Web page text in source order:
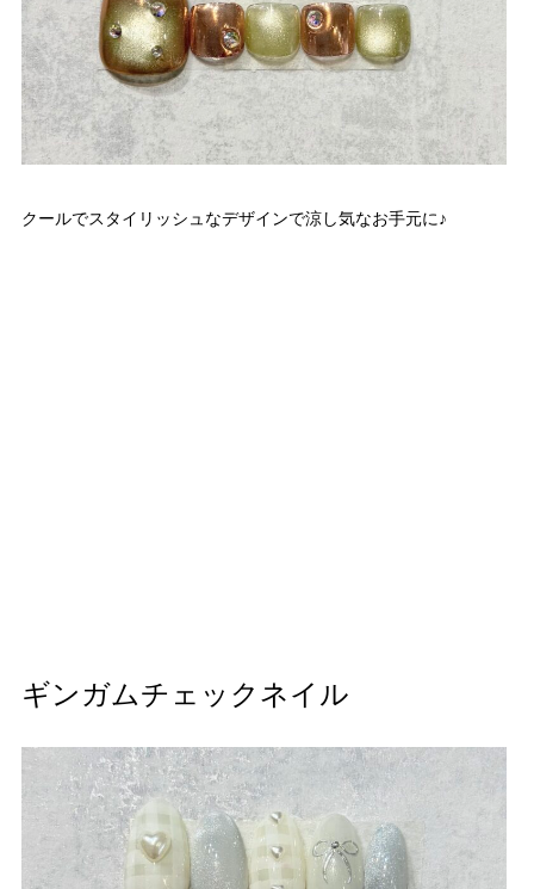
クールでスタイリッシュなデザインで涼し気なお手元に♪
ギンガムチェックネイル